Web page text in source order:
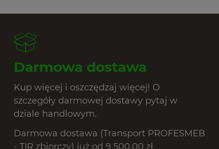
Darmowa dostawa
Kup więcej i oszczędzaj więcej! O
szczegóły darmowej dostawy pytaj w
dziale handlowym.
Darmowa dostawa (Transport PROFESMEB
- TIR zbiorczy) już od 9 500,00 zł.